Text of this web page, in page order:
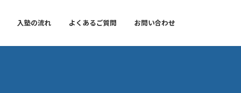
入塾の流れ よくあるご質問 お問い合わせ